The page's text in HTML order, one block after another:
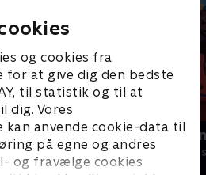
og cookies fra
for at give dig den bedste
til statistik og til at
dig. Vores
anvende cookie-data til
på egne og andres
og fravælge cookies
Rasmus
Børneserier • 3